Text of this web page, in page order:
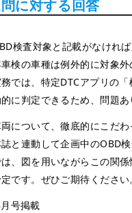
に対する回答
検査対象と記載がなけれ
検の車種は例外的に対象外
では、特定DTCアプリの
に判定できるため、問題あ
について、徹底的にこだわ
と連動して企画中のOBD
、図を用いながらこの関
です。ぜひご期待くださ
号掲載